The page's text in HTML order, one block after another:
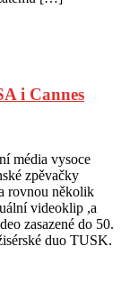
i Cannes
média vysoce
zpěvačky
rovnou několik
videoklip ,a
zasazené do 50.
duo TUSK.